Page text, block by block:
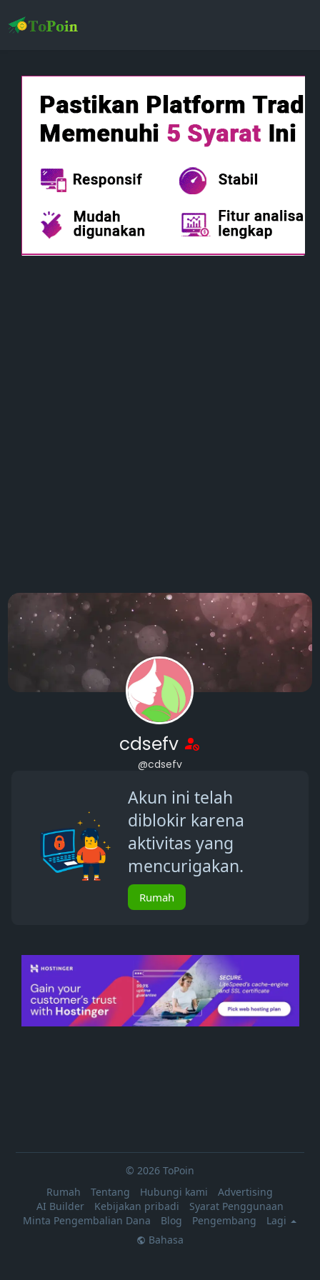
cdsefv
@cdsefv
Akun ini telah
diblokir karena
aktivitas yang
mencurigakan.
Rumah
© 2026 ToPoin
Rumah
Tentang Hubungi kami
Advertising
AI Builder
Kebijakan pribadi
Syarat Penggunaan
Minta Pengembalian Dana
Blog Pengembang
Lagi
Bahasa